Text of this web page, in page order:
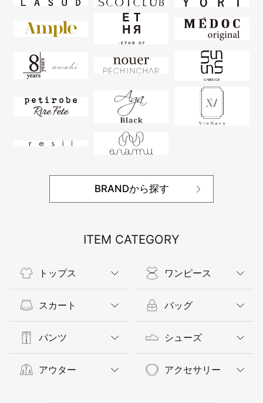
BRANDから探す
ITEM CATEGORY
トップス
スカート
パンツ
アウター
ワンピース
バッグ
シューズ
アクセサリー